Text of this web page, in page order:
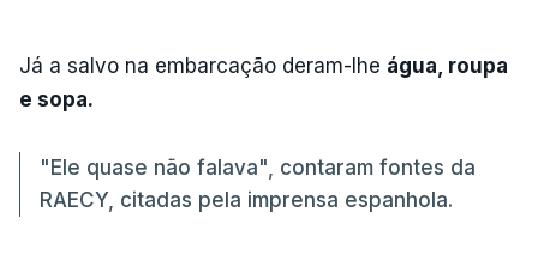
Já a salvo na embarcação deram-lhe água, roupa
e sopa.
"Ele quase não falava", contaram fontes da
RAECY, citadas pela imprensa espanhola.